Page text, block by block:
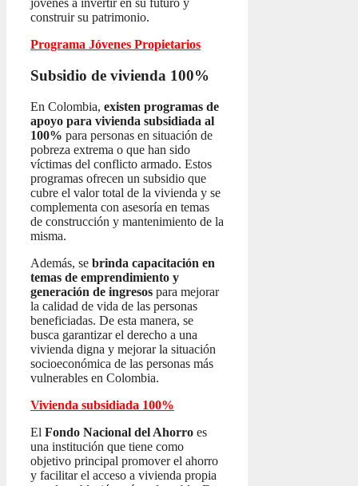
jóvenes a invertir en su futuro y
construir su patrimonio.
Programa Jóvenes Propietarios
Subsidio de vivienda 100%
En Colombia, existen programas de
apoyo para vivienda subsidiada al
100% para personas en situación de
pobreza extrema o que han sido
víctimas del conflicto armado. Estos
programas ofrecen un subsidio que
cubre el valor total de la vivienda y se
complementa con asesoría en temas
de construcción y mantenimiento de la
misma.
Además, se brinda capacitación en
temas de emprendimiento y
generación de ingresos para mejorar
la calidad de vida de las personas
beneficiadas. De esta manera, se
busca garantizar el derecho a una
vivienda digna y mejorar la situación
socioeconómica de las personas más
vulnerables en Colombia.
Vivienda subsidiada 100%
El Fondo Nacional del Ahorro es
una institución que tiene como
objetivo principal promover el ahorro
y facilitar el acceso a vivienda propia